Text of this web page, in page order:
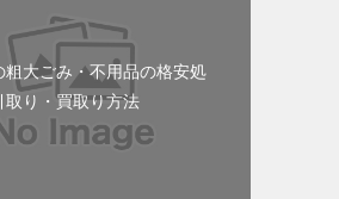
粗大ごみ・不用品の格安処
取り・買取り方法